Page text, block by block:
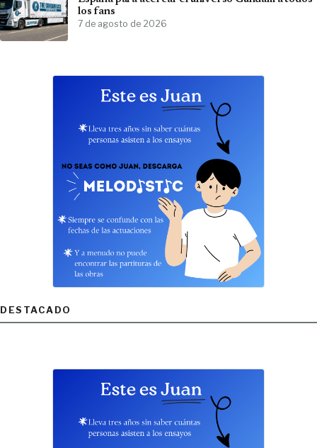
los fans
7 de agosto de 2026
DESTACADO